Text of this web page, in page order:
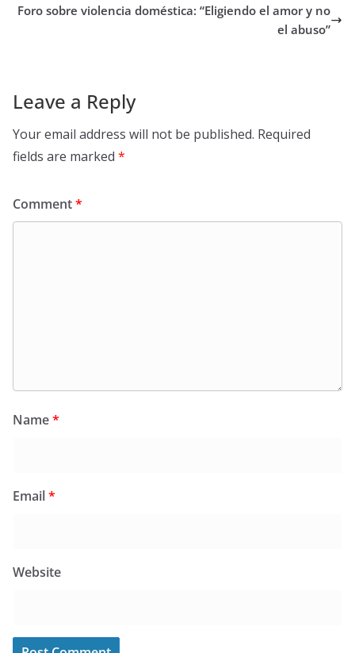
Foro sobre violencia doméstica: “Eligiendo el amor y no
el abuso”
Leave a Reply
Your email address will not be published. Required
fields are marked *
Comment*
Name*
Email*
Website